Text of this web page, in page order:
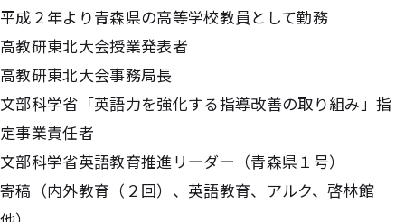
平成２年より青森県の高等学校教員として勤務
高教研東北大会授業発表者
高教研東北大会事務局長
文部科学省「英語力を強化する指導改善の取り組み」指
定事業責任者
文部科学省英語教育推進リーダー（青森県１号）
寄稿（内外教育（２回）、英語教育、アルク、啓林館